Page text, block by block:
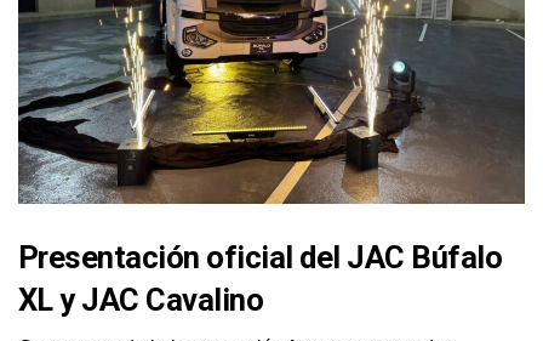
Presentación oficial del JAC Búfalo
XL y JAC Cavalino